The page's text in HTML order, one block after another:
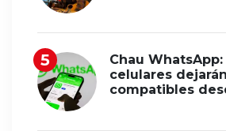
Chau
celulares
compatibles